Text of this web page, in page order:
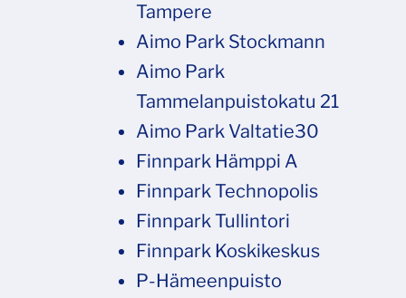
Tampere
Aimo Park Stockmann
Aimo Park
Tammelanpuistokatu 21
Aimo Park Valtatie30
Finnpark Hämppi A
Finnpark Technopolis
Finnpark Tullintori
Finnpark Koskikeskus
P-Hämeenpuisto